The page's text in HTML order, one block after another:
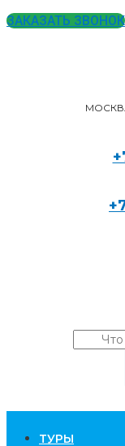
ЗАКАЗАТЬ ЗВОНОК
TУРЫ